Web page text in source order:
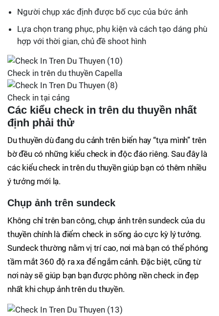
Người chụp xác định được bố cục của bức ảnh
Lựa chọn trang phục, phụ kiện và cách tạo dáng phù
hợp với thời gian, chủ đề shoot hình
Check in trên du thuyền Capella
Check in tại cảng
Các kiểu check in trên du thuyền nhất
định phải thử
Du thuyền dù đang du cảnh trên biển hay “tựa mình” trên
bờ đều có những kiểu check in độc đáo riêng. Sau đây là
các kiểu check in trên du thuyền giúp bạn có thêm nhiều
ý tưởng mới lạ.
Chụp ảnh trên sundeck
Không chỉ trên ban công, chụp ảnh trên sundeck của du
thuyền chính là điểm check in sống ảo cực kỳ lý tưởng.
Sundeck thường nằm vị trí cao, nơi mà bạn có thể phóng
tầm mắt 360 độ ra xa để ngắm cảnh. Đặc biệt, cũng từ
nơi này sẽ giúp bạn bạn được phông nền check in đẹp
nhất khi chụp ảnh trên du thuyền.